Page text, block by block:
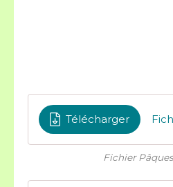
Télécharger
Fichier